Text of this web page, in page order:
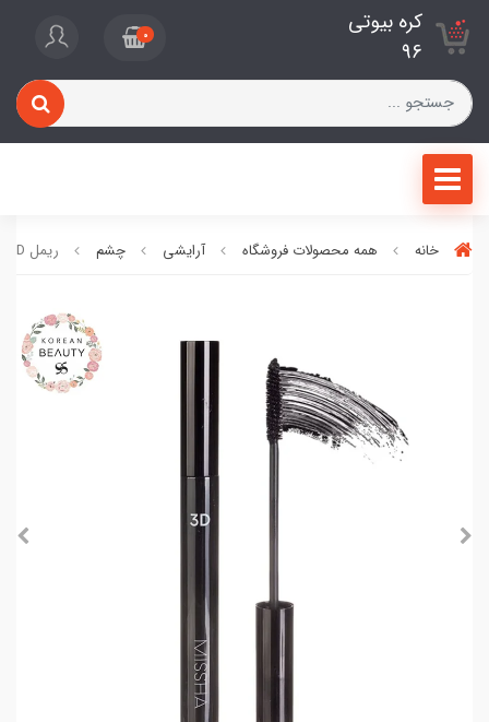
کره بیوتی
96
0
خانه همه محصولات فروشگاه آرایشی چشم ریمل 3D میشا